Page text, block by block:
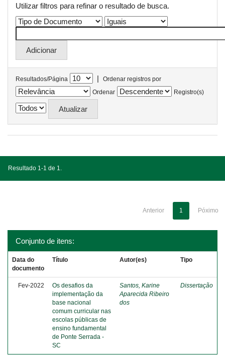
Utilizar filtros para refinar o resultado de busca.
Resultados/Página |
Ordenar registros por
Ordenar
Registro(s)
Resultado 1-1 de 1.
Anterior 1 Póximo
Conjunto de itens:
Data do
documento
Título Autor(es) Tipo
Fev-2022
Os desafios da
implementação da
base nacional
comum curricular nas
escolas públicas de
ensino fundamental
de Ponte Serrada -
SC
Santos, Karine
Aparecida Ribeiro
dos
Dissertação